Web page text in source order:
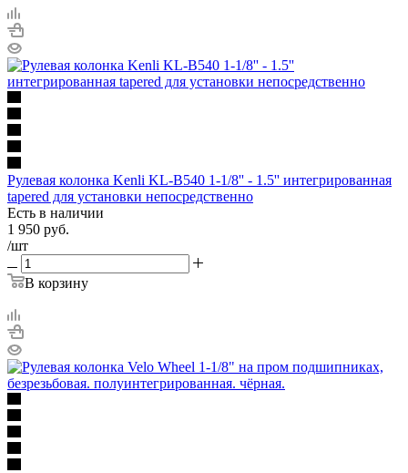
Рулевая колонка Kenli KL-B540 1-1/8'' - 1.5'' интегрированная
tapered для установки непосредственно
Есть в наличии
1 950 руб.
/шт
В корзину